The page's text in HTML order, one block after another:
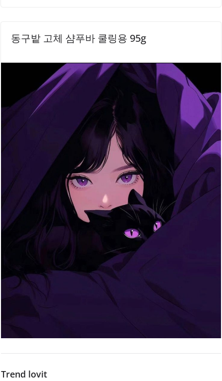
동구밭 고체 샴푸바 쿨링용 95g
Trend lovit